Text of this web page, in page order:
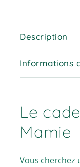
Description
Informations
Le
Mamie
Vous cherchez